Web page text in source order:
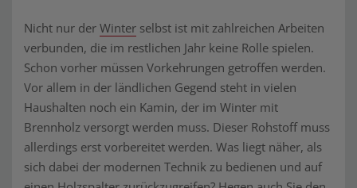
Nicht nur der Winter selbst ist mit zahlreichen Arbeiten
verbunden, die im restlichen Jahr keine Rolle spielen.
Schon vorher müssen Vorkehrungen getroffen werden.
Vor allem in der ländlichen Gegend steht in vielen
Haushalten noch ein Kamin, der im Winter mit
Brennholz versorgt werden muss. Dieser Rohstoff muss
allerdings erst vorbereitet werden. Was liegt näher, als
sich dabei der modernen Technik zu bedienen und auf